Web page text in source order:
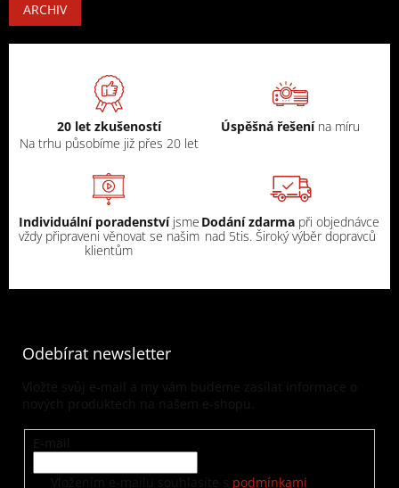
ARCHIV
20 let zkušeností
Na trhu působíme již přes 20 let
Úspěšná řešení na míru
Individuální poradenstvíjsme
vždy připraveni věnovat se našim
klientům
Dodání zdarma při objednávce
nad 5tis. Široký výběr dopravců
Odebírat newsletter
Vložte svůj e-mail a my vám budeme zasílat informace o
nových produktech na našem e-shopu.
E-mail
Vložením e-mailu souhlasíte s podmínkami